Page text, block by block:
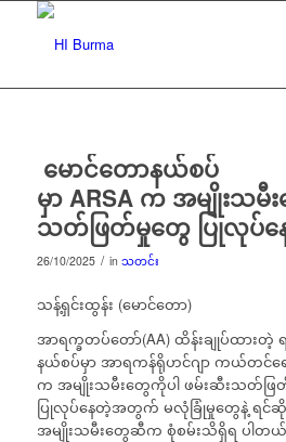
မောင်တောနယ်စပ်
မှာ ARSA က အမျိုးသမီ
သတ်ဖြတ်မှုတွေ ပြုလုပ်န
26/10/2025 / in သတင်း
သန့်ရှင်းထွန်း (မောင်တော)
အာရက္ခတပ်တော်(AA) ထိန်းချုပ်ထားတဲ့
နယ်စပ်မှာ အာရကန်ရိုဟင်ဂျာ ကယ်တင်ရ
က အမျိုးသမီးတွေကိုပါ ဖမ်းဆီးသတ်ဖ
ပြုလုပ်နေတဲ့အတွက် မလုံခြုံမှုတွေနဲ့ ရင်
အမျိုးသမီးတွေဆီက စုံစမ်းသိရှိရ ပါတယ်